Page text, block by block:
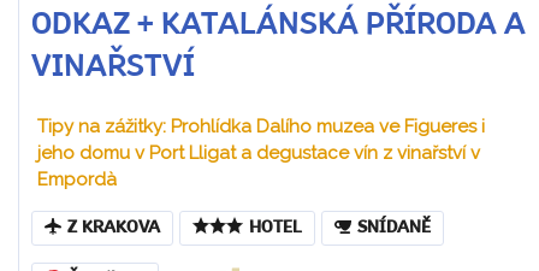
ODKAZ + KATALÁNSKÁ PŘÍRODA A
VINAŘSTVÍ
Tipy na zážitky: Prohlídka Dalího muzea ve Figueres i
jeho domu v Port Lligat a degustace vín z vinařství v
Empordà
Z KRAKOVA HOTEL SNÍDANĚ